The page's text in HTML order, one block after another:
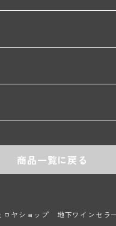
(フラジェ・エシェゾー)
ェ・エシェゾー)
・シャンベルタン)
ィス(ペルナン・ヴェルジュレ
ソー)
キ(ムルソー)
ン)
フュメ)
)レー
商品一覧に戻る
ロヤショップ 地下ワインセラ